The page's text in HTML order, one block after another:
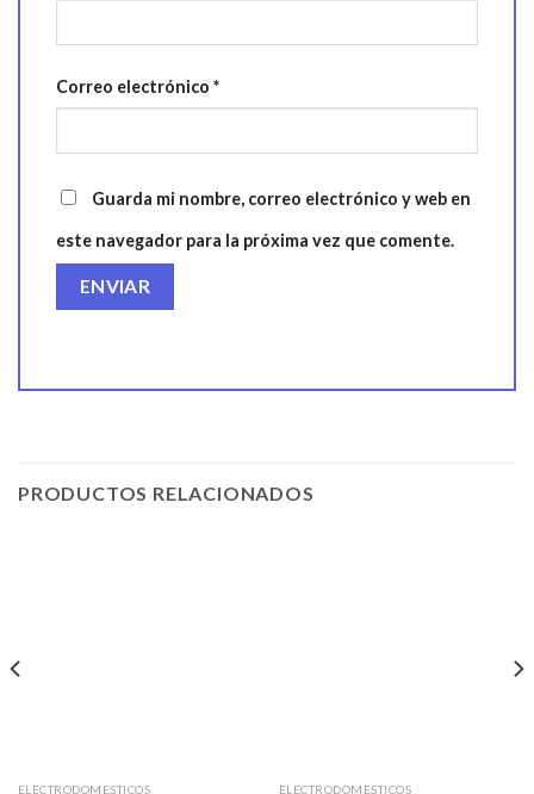
Correo electrónico *
Guarda mi nombre, correo electrónico y web en
este navegador para la próxima vez que comente.
PRODUCTOS RELACIONADOS
ELECTRODOMESTICOS ELECTRODOMESTICOS